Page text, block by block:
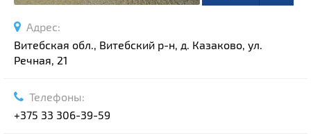
Адрес:
Витебская обл., Витебский р-н, д. Казаково, ул.
Речная, 21
Телефоны:
+375 33 306-39-59